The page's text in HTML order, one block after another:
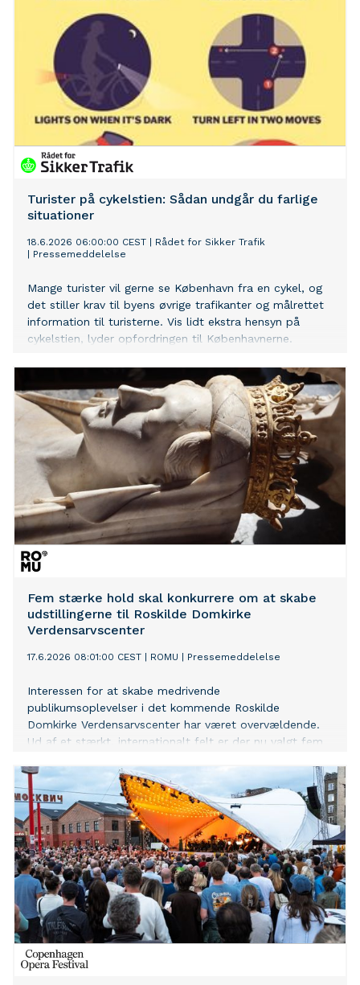
Den Kongelige Samling og blandt andet huser de
danske kronjuveler.
Turister på cykelstien: Sådan undgår du farlige
situationer
18.6.2026 06:00:00 CEST
Rådet for Sikker Trafik
Pressemeddelelse
Mange turister vil gerne se København fra en cykel, og
det stiller krav til byens øvrige trafikanter og målrettet
information til turisterne. Vis lidt ekstra hensyn på
cykelstien, lyder opfordringen til Københavnerne.
Fem stærke hold skal konkurrere om at skabe
udstillingerne til Roskilde Domkirke
Verdensarvscenter
17.6.2026 08:01:00 CEST ROMU Pressemeddelelse
Interessen for at skabe medrivende
publikumsoplevelser i det kommende Roskilde
Domkirke Verdensarvscenter har været overvældende.
Ud af et stærkt, internationalt felt er der nu valgt fem
vække verdensarven til live frem mod åbningen.